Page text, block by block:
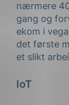
nærmere
gang og
ekom i
det første
et slikt
IoT